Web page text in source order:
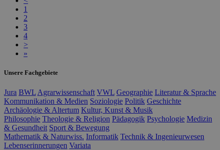
1
2
3
4
>
»
Unsere Fachgebiete
Jura BWL Agrarwissenschaft VWL Geographie Literatur & Sprache
Kommunikation & Medien Soziologie Politik Geschichte
Archäologie & Altertum Kultur, Kunst & Musik
Philosophie Theologie & Religion Pädagogik Psychologie Medizin
& Gesundheit Sport & Bewegung
Mathematik & Naturwiss. Informatik Technik & Ingenieurwesen
Lebenserinnerungen Variata